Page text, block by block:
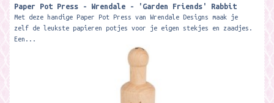
Paper Pot Press - Wrendale - 'Garden Friends' Rabbit
Met deze handige Paper Pot Press van Wrendale Designs maak je
zelf de leukste papieren potjes voor je eigen stekjes en zaadjes.
Een...